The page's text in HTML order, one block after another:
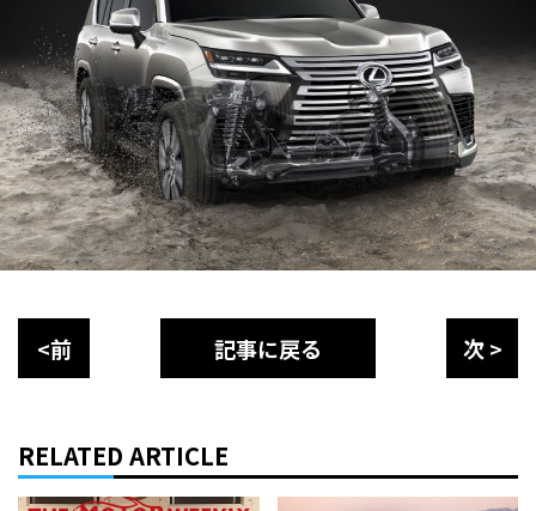
<前 記事に戻る 次 >
RELATED ARTICLE